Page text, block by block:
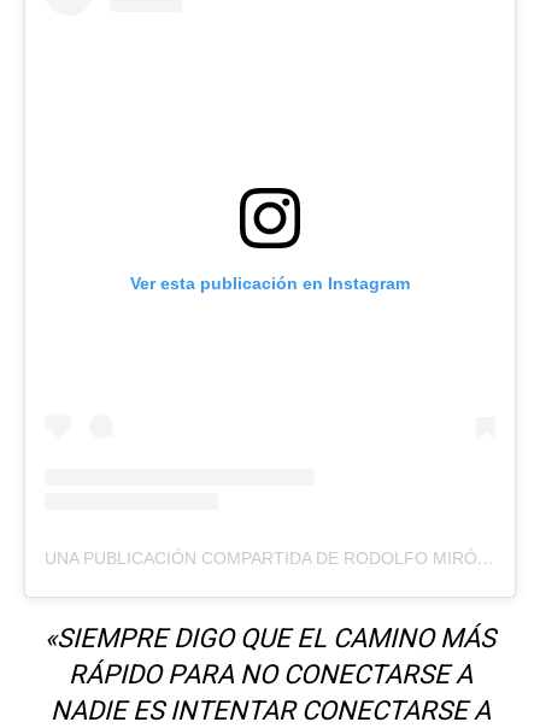
Ver esta publicación en Instagram
UNA PUBLICACIÓN COMPARTIDA DE RODOLFO MIRÓ (@RODOLFOPMIROAR)
«SIEMPRE DIGO QUE EL CAMINO MÁS
RÁPIDO PARA NO CONECTARSE A
NADIE ES INTENTAR CONECTARSE A